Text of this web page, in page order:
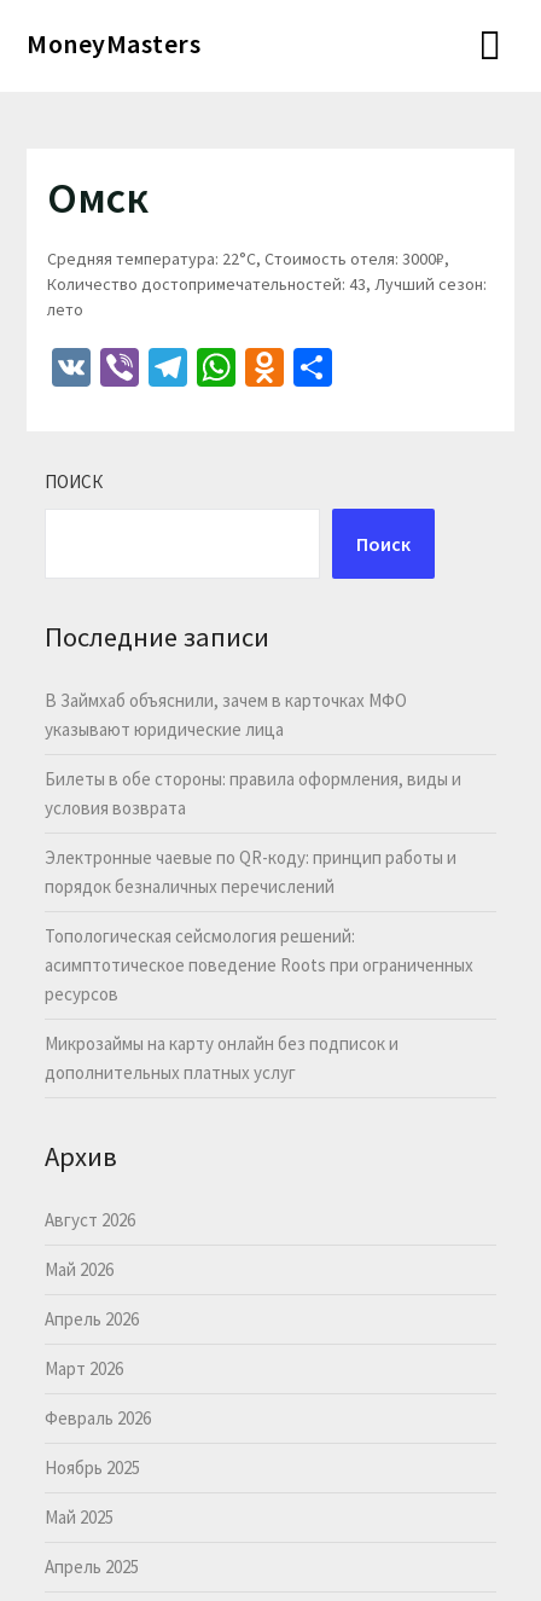
MoneyMasters
Омск
Средняя температура: 22°C, Стоимость отеля: 3000₽,
Количество достопримечательностей: 43, Лучший сезон:
лето
VKViberTelegram
WhatsApp
Odnoklassniki
Отправить
ПОИСК
Поиск
Последние записи
В Займхаб объяснили, зачем в карточках МФО
указывают юридические лица
Билеты в обе стороны: правила оформления, виды и
условия возврата
Электронные чаевые по QR-коду: принцип работы и
порядок безналичных перечислений
Топологическая сейсмология решений:
асимптотическое поведение Roots при ограниченных
ресурсов
Микрозаймы на карту онлайн без подписок и
дополнительных платных услуг
Архив
Август 2026
Май 2026
Апрель 2026
Март 2026
Февраль 2026
Ноябрь 2025
Май 2025
Апрель 2025